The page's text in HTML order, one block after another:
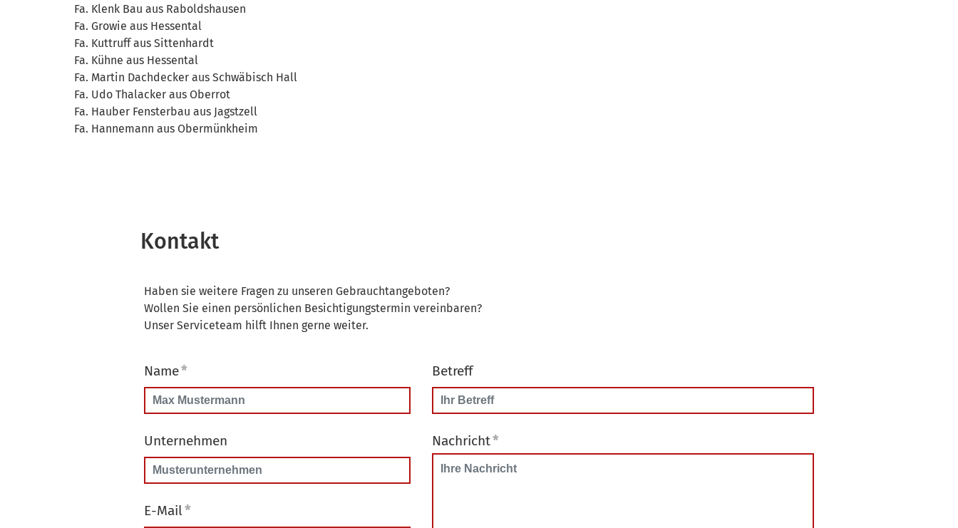
Fa. Klenk Bau aus Raboldshausen
Fa. Growie aus Hessental
Fa. Kuttruff aus Sittenhardt
Fa. Kühne aus Hessental
Fa. Martin Dachdecker aus Schwäbisch Hall
Fa. Udo Thalacker aus Oberrot
Fa. Hauber Fensterbau aus Jagstzell
Fa. Hannemann aus Obermünkheim
Kontakt
Haben sie weitere Fragen zu unseren Gebrauchtangeboten?
Wollen Sie einen persönlichen Besichtigungstermin vereinbaren?
Unser Serviceteam hilft Ihnen gerne weiter.
Name*
Unternehmen
E-Mail*
Betreff
Nachricht*